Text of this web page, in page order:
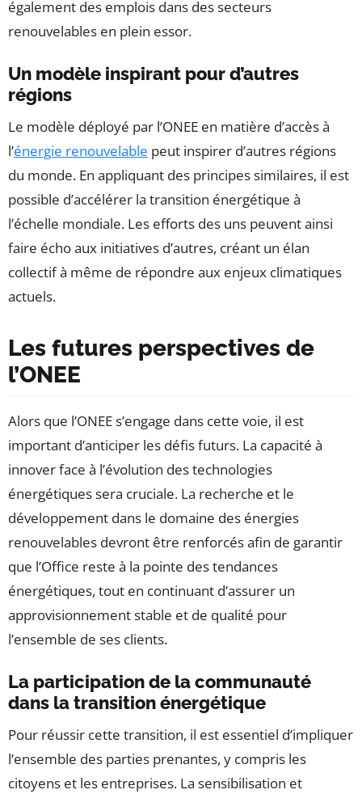
également des emplois dans des secteurs
renouvelables en plein essor.
Un modèle inspirant pour d’autres
régions
Le modèle déployé par l’ONEE en matière d’accès à
l’énergie renouvelable peut inspirer d’autres régions
du monde. En appliquant des principes similaires, il est
possible d’accélérer la transition énergétique à
l’échelle mondiale. Les efforts des uns peuvent ainsi
faire écho aux initiatives d’autres, créant un élan
collectif à même de répondre aux enjeux climatiques
actuels.
Les futures perspectives de
l’ONEE
Alors que l’ONEE s’engage dans cette voie, il est
important d’anticiper les défis futurs. La capacité à
innover face à l’évolution des technologies
énergétiques sera cruciale. La recherche et le
développement dans le domaine des énergies
renouvelables devront être renforcés afin de garantir
que l’Office reste à la pointe des tendances
énergétiques, tout en continuant d’assurer un
approvisionnement stable et de qualité pour
l’ensemble de ses clients.
La participation de la communauté
dans la transition énergétique
Pour réussir cette transition, il est essentiel d’impliquer
l’ensemble des parties prenantes, y compris les
citoyens et les entreprises. La sensibilisation et